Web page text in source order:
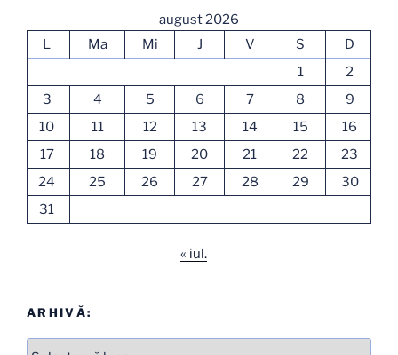
august 2026
L
Ma Mi J V S
D
1
2
3
4 5 6 7 8
9
10
11 12 13 14 15
16
17
18 19 20 21 22
23
24
25 26 27 28 29
30
31
« iul.
ARHIVĂ:
Arhive